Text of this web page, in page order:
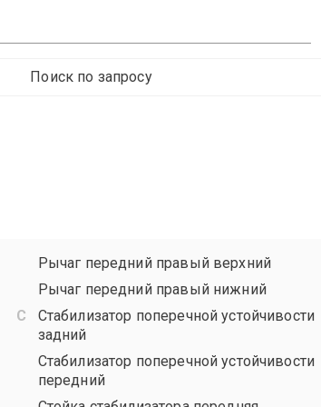
Поиск по запросу
Рычаг передний правый верхний
Рычаг передний правый нижний
Стабилизатор поперечной устойчивости
задний
Стабилизатор поперечной устойчивости
передний